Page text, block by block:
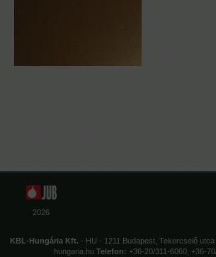
2026
KBL-Hungária Kft. - HU - 1211 Budapest, Tekercselő utca
hungaria.hu Telefon: +36-20/311-6060, +36-